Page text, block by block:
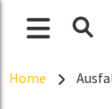
Home